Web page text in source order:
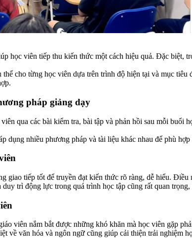
học viên tiếp thu kiến thức một cách hiệu quả. Đặc
cho từng học viên dựa trên trình độ hiện tại và mục
pháp giảng dạy
qua các bài kiểm tra, bài tập và phản hồi sau mỗi
dụng nhiều phương pháp và tài liệu khác nhau để phù
giao tiếp tốt để truyền đạt kiến thức rõ ràng, dễ hiểu.
trì động lực trong quá trình học tập cũng rất quan
viên nắm bắt được những khó khăn mà học viên gặp
về văn hóa và ngôn ngữ cũng giúp cải thiện trải nghiệm